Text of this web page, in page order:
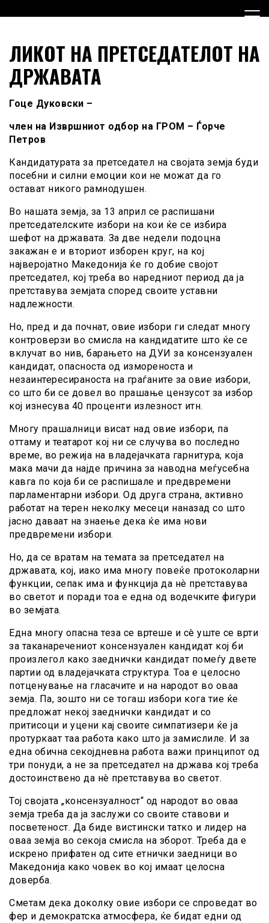
to
Граѓанска Опција за
Македонија
ЛИКОТ НА ПРЕТСЕДАТЕЛОТ НА
ДРЖАВАТА
Гоце Дуковски –
член на Извршниот одбор на ГРОМ – Ѓорче
Петров
Кандидатурата за претседател на својата земја буди
посебни и силни емоции кои не можат да го
остават никого рамнодушен.
Во нашата земја, за 13 април се распишани
претседателските избори на кои ќе се избира
шефот на државата. За две недели подоцна
закажан е и вториот изборен круг, на кој
најверојатно Македонија ќе го добие својот
претседател, кој треба во наредниот период да ја
претставува земјата според своите уставни
надлежности.
Но, пред и да почнат, овие избори ги следат многу
контроверзи во смисла на кандидатите што ќе се
вклучат во нив, барањето на ДУИ за консензуален
кандидат, опасноста од измореноста и
незаинтересираноста на граѓаните за овие избори,
со што би се довел во прашање цензусот за избор
кој изнесува 40 проценти излезност итн.
Многу прашалници висат над овие избори, па
оттаму и театарот кој ни се случува во последно
време, во режија на владејачката гарнитура, која
мака мачи да најде причина за наводна меѓусебна
кавга по која би се распишале и предвремени
парламентарни избори. Од друга страна, активно
работат на терен неколку месеци наназад со што
јасно даваат на знаење дека ќе има нови
предвремени избори.
Но, да се вратам на темата за претседател на
државата, кој, иако има многу повеќе протоколарни
функции, сепак има и функција да нѐ претставува
во светот и поради тоа е една од водечките фигури
во земјата.
Една многу опасна теза се вртеше и сè уште се врти
за таканаречениот консензуален кандидат кој би
произлегол како заеднички кандидат помеѓу двете
партии од владејачката структура. Тоа е целосно
потценување на гласачите и на народот во оваа
земја. Па, зошто ни се тогаш избори кога тие ќе
предложат некој заеднички кандидат и со
притисоци и уцени кај своите симпатизери ќе ја
протуркаат таа работа како што ја замислиле. И за
една обична секојдневна работа важи принципот од
три понуди, а не за претседател на држава кој треба
достоинствено да нè претставува во светот.
Тој својата „консензуалност“ од народот во оваа
земја треба да ја заслужи со своите ставови и
посветеност. Да биде вистински татко и лидер на
оваа земја во секоја смисла на зборот. Треба да е
искрено прифатен од сите етнички заедници во
Македонија како човек во кој имаат целосна
доверба.
Сметам дека доколку овие избори се спроведат во
фер и демократска атмосфера, ќе бидат едни од